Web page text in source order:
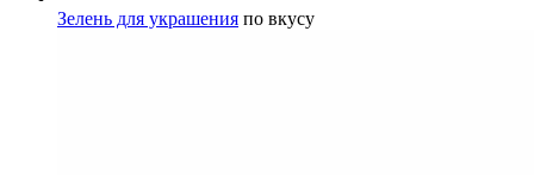
Зелень для украшения по вкусу